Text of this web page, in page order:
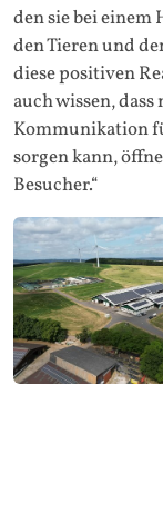
den sie bei
den Tieren und
diese positiven
auch wissen,
Kommunikation
sorgen kann,
Besucher.“